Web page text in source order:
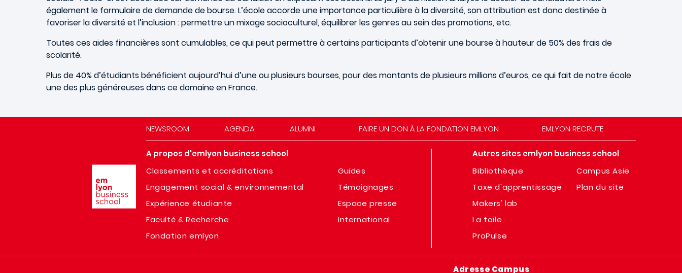
également le formulaire de demande de bourse. L’école accorde une importance particulière à la diversité, son attribution est donc destinée à
favoriser la diversité et l’inclusion : permettre un mixage socioculturel, équilibrer les genres au sein des promotions, etc.
Toutes ces aides financières sont cumulables, ce qui peut permettre à certains participants d’obtenir une bourse à hauteur de 50% des frais de
scolarité.
Plus de 40% d’étudiants bénéficient aujourd’hui d’une ou plusieurs bourses, pour des montants de plusieurs millions d’euros, ce qui fait de notre école
une des plus généreuses dans ce domaine en France.
NEWSROOM AGENDA ALUMNI FAIRE UN DON À LA FONDATION EMLYON EMLYON RECRUTE
A propos d'emlyon business school
Classements et accréditations
Engagement social & environnemental
Expérience étudiante
Faculté & Recherche
Fondation emlyon
Guides
Témoignages
Espace presse
International
Autres sites emlyon business school
Bibliothèque
Taxe d'apprentissage
Makers' lab
La toile
ProPulse
Campus Asie
Plan du site
Adresse Campus